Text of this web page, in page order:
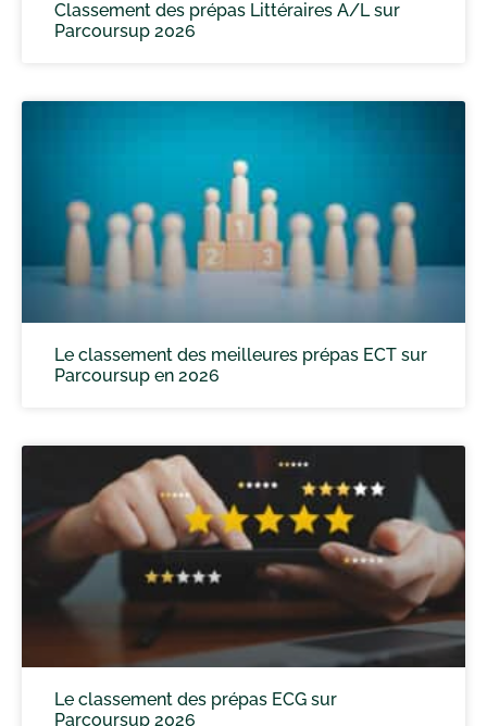
Classement des prépas Littéraires A/L sur
Parcoursup 2026
Le classement des meilleures prépas ECT sur
Parcoursup en 2026
Le classement des prépas ECG sur
Parcoursup 2026